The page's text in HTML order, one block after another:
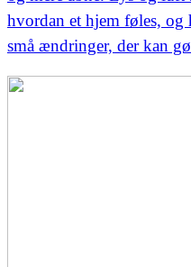
hvordan et hjem føles, og
små ændringer, der kan